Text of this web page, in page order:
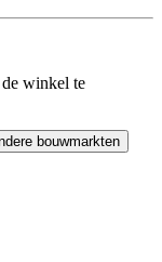
winkel te
bouwmarkten